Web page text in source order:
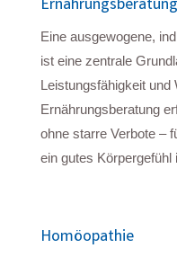
Ernährungsberatung
Eine ausgewogene,
ist eine zentrale
Leistungsfähigkeit und
Ernährungsberatung
ohne starre Verbote –
ein gutes Körpergefühl
Homöopathie